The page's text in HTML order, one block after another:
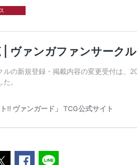
ポストするFacebookでシェアする